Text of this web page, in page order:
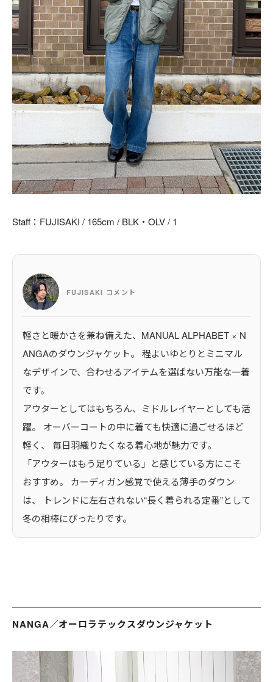
Staff：FUJISAKI / 165cm / BLK・OLV / 1
FUJISAKI コメント
軽さと暖かさを兼ね備えた、MANUAL ALPHABET × N
ANGAのダウンジャケット。 程よいゆとりとミニマル
なデザインで、合わせるアイテムを選ばない万能な一着
です。
アウターとしてはもちろん、ミドルレイヤーとしても活
躍。 オーバーコートの中に着ても快適に過ごせるほど
軽く、 毎日羽織りたくなる着心地が魅力です。
「アウターはもう足りている」と感じている方にこそ
おすすめ。 カーディガン感覚で使える薄手のダウン
は、 トレンドに左右されない“長く着られる定番”として
冬の相棒にぴったりです。
NANGA／オーロラテックスダウンジャケット